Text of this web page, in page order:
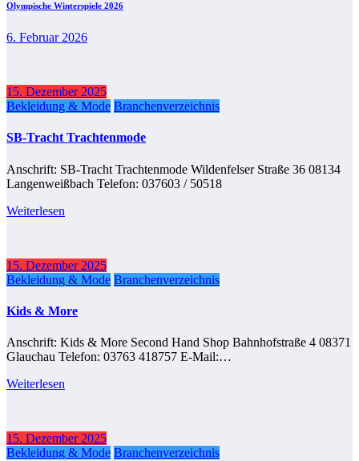
Olympische Winterspiele 2026
6. Februar 2026
15. Dezember 2025
Bekleidung & Mode Branchenverzeichnis
SB-Tracht Trachtenmode
Anschrift: SB-Tracht Trachtenmode Wildenfelser Straße 36 08134
Langenweißbach Telefon: 037603 / 50518
Weiterlesen
15. Dezember 2025
Bekleidung & Mode Branchenverzeichnis
Kids & More
Anschrift: Kids & More Second Hand Shop Bahnhofstraße 4 08371
Glauchau Telefon: 03763 418757 E-Mail:…
Weiterlesen
15. Dezember 2025
Bekleidung & Mode Branchenverzeichnis